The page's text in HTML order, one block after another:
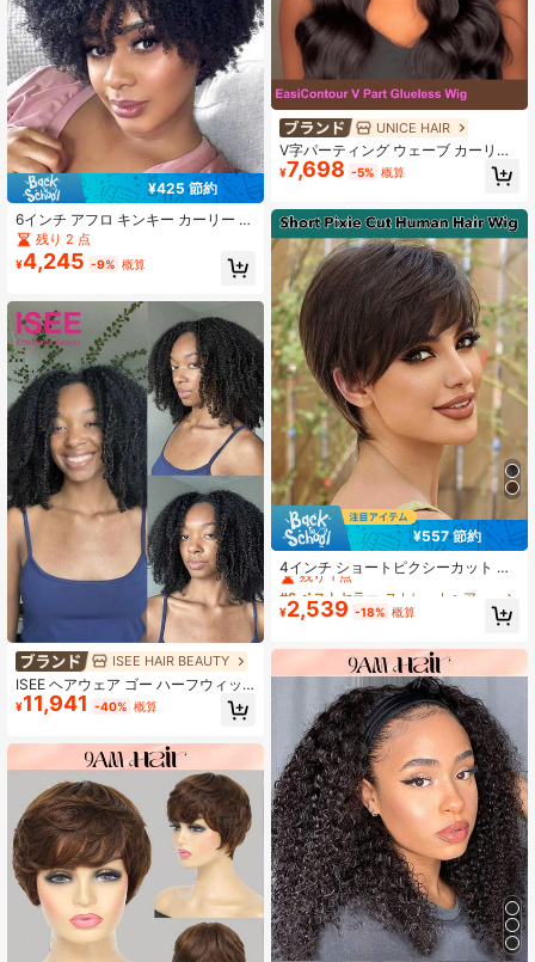
¥425 節約
6インチ アフロ キンキー カーリー ピ
クシーカット ウィッグ ウーマン用 -
180%密度 人毛、ナチュラルブラッ
ク&ダークブラウン、装着するだけの
ラジリアンレミー、ローズネットキ
ャップ、グルーレス フルマシン製造
ノンレース、アフリカ系に適してい
ます
残り 2 点
¥4,245 -9% 概算
ISEE HAIR BEAUTY
ISEE ヘアウェア ゴー ハーフウィッ
グ アフリカ風カーリーヘア フレキシ
ブルフィット 3in1 ドローストリング
着用可能 接着剤不要 人毛 180%密度
14-16インチ ボブ 18-28インチ レギ
ュラースタイル レディース デイリー
用
¥11,941 -40% 概算
UNICE HAIR
V字パーティング ウェーブ カーリー
ウィッグ アップグレードバージョ
ン、プルコード フリップオーバーヘ
向け、残り毛をミニマリストに、V字
パーティングに簡単に付着、接着剤
不要、ナチュラルブラック、UNice
レディースウィッグ
¥7,698 -5% 概算
¥557 節約
4インチ ショートピクシーカット 人
毛ウィッグ #2 ダークブラウン 密度1
50% ナチュラルウェーブ 人毛ウィッ
グ ナチュラルストレート/カーリース
ー使い
#6 ベストセラー
ストレートヘア 人間用お手頃価格のウェア＆ゴーウィッグ
残り 1 点
#6 ベストセラー
残り 1 点
#6 ベストセラー
残り 1 点
残り 1 点
¥2,539 -18% 概算